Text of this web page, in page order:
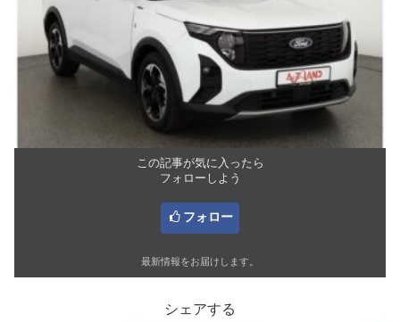
この記事が気に入ったら
フォローしよう
フォロー
最新情報をお届けします。
シェアする